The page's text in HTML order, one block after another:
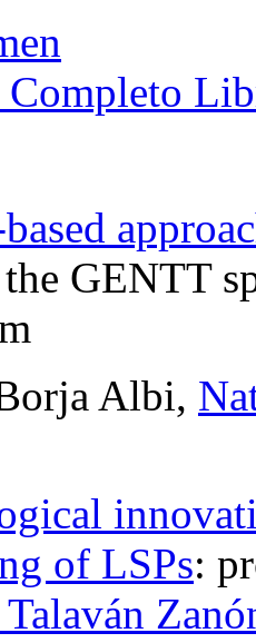
Completo
the GENTT
Albi,
of LSPs: